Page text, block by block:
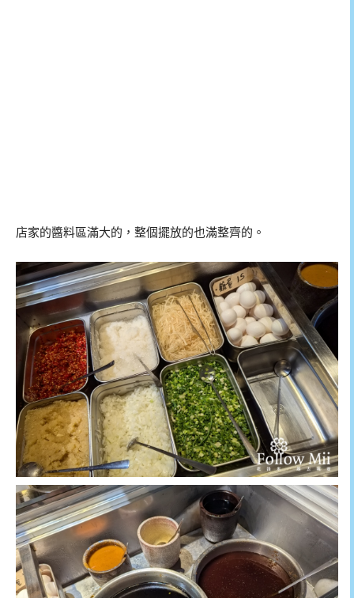
店家的醬料區滿大的，整個擺放的也滿整齊的。